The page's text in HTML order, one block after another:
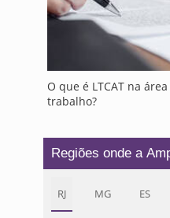
O que é LTCAT na
trabalho?
Regiões onde a
RJ MG ES